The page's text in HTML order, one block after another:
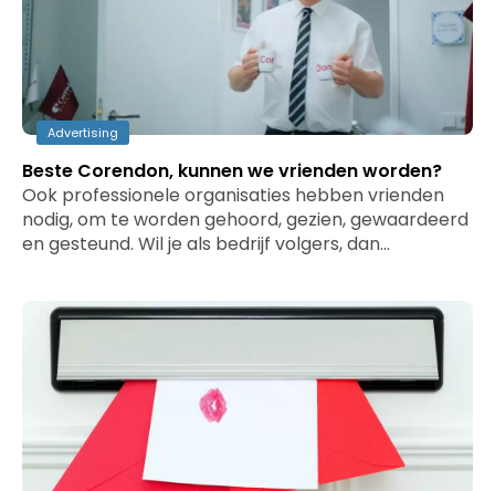
Advertising
Beste Corendon, kunnen we vrienden worden?
Ook professionele organisaties hebben vrienden
nodig, om te worden gehoord, gezien, gewaardeerd
en gesteund. Wil je als bedrijf volgers, dan…